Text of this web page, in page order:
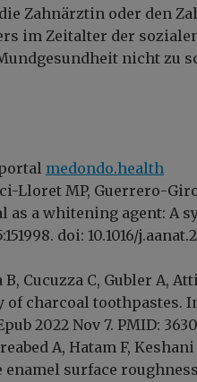
Zahnärztin oder den
im Zeitalter der
nicht zu
medondo.health
Lloret MP, Guerrero-
as a whitening agent: A
doi: 10.1016/
Cucuzza C, Gubler A,
charcoal toothpastes. Int
2022 Nov 7. PMID:
A, Hatam F,
surface